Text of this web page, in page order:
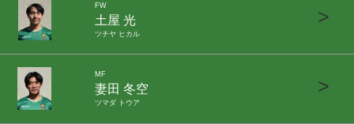
FW
土屋 光
ツチヤ ヒカル
>
MF
妻田 冬空
ツマダ トウア
>